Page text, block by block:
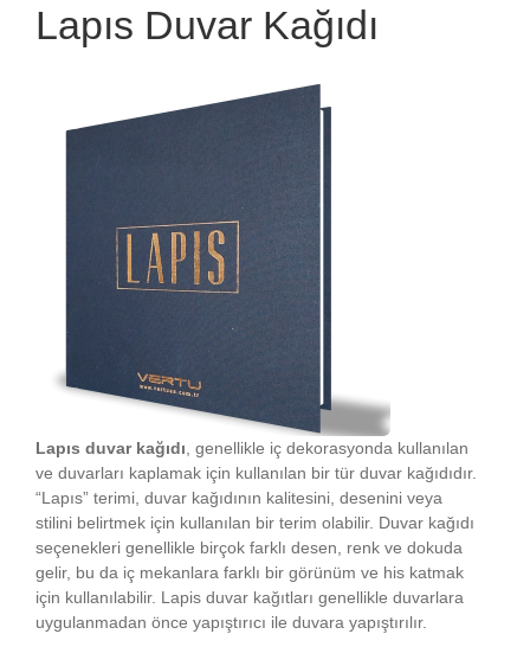
Lapıs Duvar Kağıdı
Lapıs duvar kağıdı , genellikle iç dekorasyonda kullanılan
ve duvarları kaplamak için kullanılan bir tür duvar kağıdıdır.
“Lapıs” terimi, duvar kağıdının kalitesini, desenini veya
stilini belirtmek için kullanılan bir terim olabilir. Duvar kağıdı
seçenekleri genellikle birçok farklı desen, renk ve dokuda
gelir, bu da iç mekanlara farklı bir görünüm ve his katmak
için kullanılabilir. Lapis duvar kağıtları genellikle duvarlara
uygulanmadan önce yapıştırıcı ile duvara yapıştırılır.